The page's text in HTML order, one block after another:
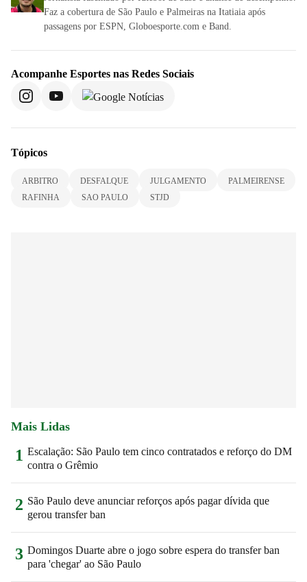
Faz a cobertura de São Paulo e Palmeiras na Itatiaia após
passagens por ESPN, Globoesporte.com e Band.
Acompanhe Esportes nas Redes Sociais
Tópicos
ARBITRO DESFALQUE JULGAMENTO
PALMEIRENSE
RAFINHA
SAO PAULO STJD
Mais Lidas
1 Escalação: São Paulo tem cinco contratados e reforço do DM
contra o Grêmio
2 São Paulo deve anunciar reforços após pagar dívida que
gerou transfer ban
3 Domingos Duarte abre o jogo sobre espera do transfer ban
para 'chegar' ao São Paulo